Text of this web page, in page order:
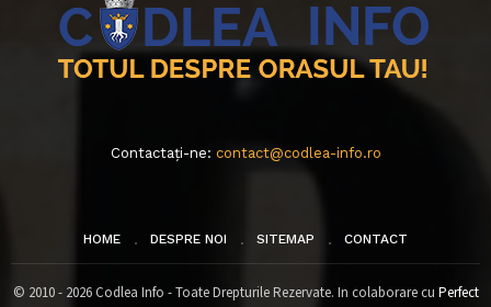
Contactați-ne: contact@codlea-info.ro
HOME DESPRE NOI SITEMAP CONTACT
© 2010 - 2026 Codlea Info - Toate Drepturile Rezervate. In colaborare cu Perfect